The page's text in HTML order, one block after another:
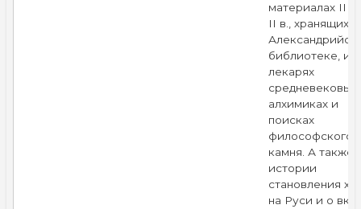
материалах III
II в.,
библиотеке, и о
лекарях
средневековья;
алхимиках и
поисках
философского
камня. А также
истории
становления
на Руси и о